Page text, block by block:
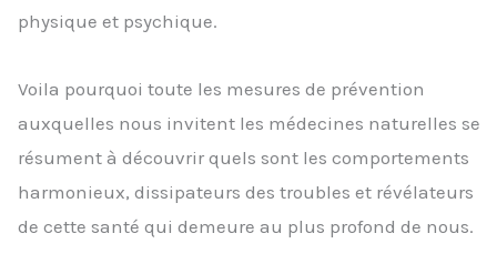
physique et psychique.
Voila pourquoi toute les mesures de prévention
auxquelles nous invitent les médecines naturelles se
résument à découvrir quels sont les comportements
harmonieux, dissipateurs des troubles et révélateurs
de cette santé qui demeure au plus profond de nous.